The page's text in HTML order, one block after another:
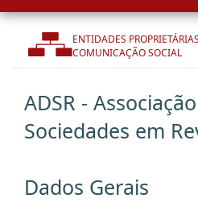
ENTIDADES
COMUNICAÇÃO SOCIAL
ADSR -
Sociedades em
Dados Gerais